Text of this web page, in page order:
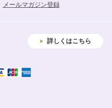
メールマガジン登録
詳しくはこちら